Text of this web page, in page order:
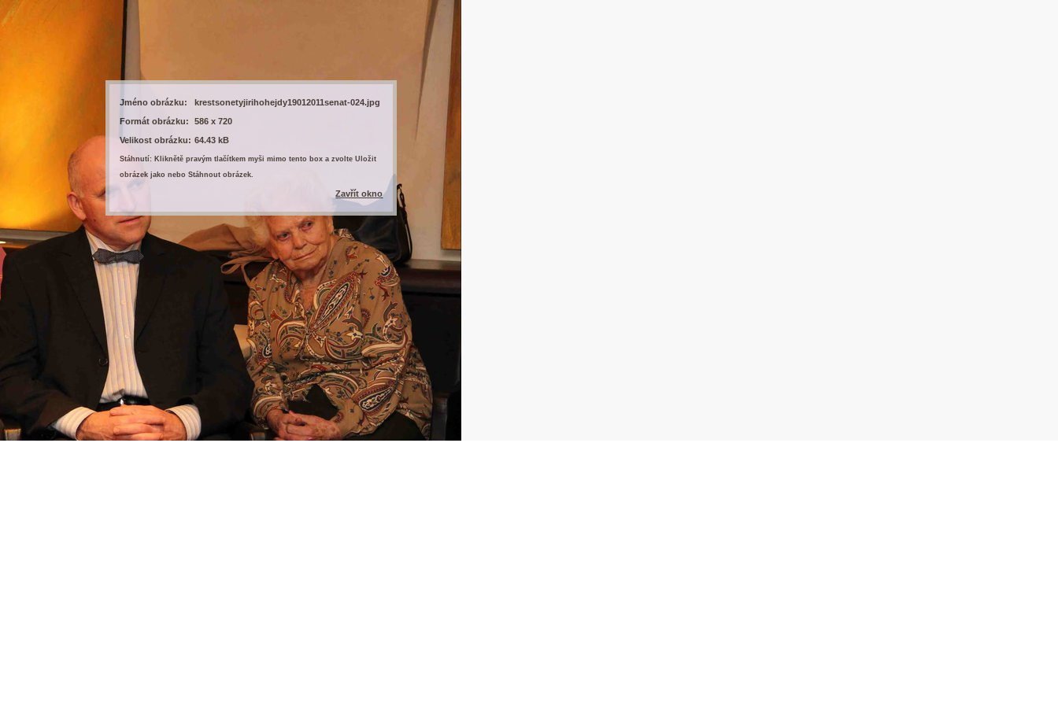
Jméno obrázku:
krestsonetyjirihohejdy19012011senat-024.jpg
Formát obrázku:
586 x 720
Velikost obrázku: 64.43 kB
Stáhnutí: Kliknětě pravým tlačítkem myši mimo tento box a zvolte Uložit
obrázek jako nebo Stáhnout obrázek.
Zavřít okno